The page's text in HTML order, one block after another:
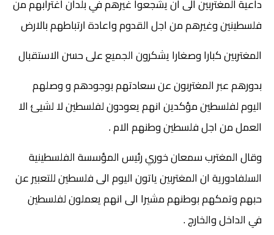
داعية المغتربين الى ان يشجعوا غيرهم في بلدان اغترابهم من
فلسطينين وغيرهم من اجل القدوم واعادة ارتباطهم بالارض
المغتربين كبارا وصغارا يشكرون الجميع على حسن الاستقبال
بدورهم عبر المغتربون عن سعادتهم بوجودهم و وصلهم
اليوم لفلسطين مؤكدين انهم يعودون لفلسطين لا لشيئ الا
العمل من اجل فلسطين وطنهم الام .
وقال المغترب سمعان خوري رئيس المؤسسة الفلسطينية
السلفادورية ان المغتربين ياتون اليوم الى فلسطين للتعبير عن
حبهم وتمكهم بوطنهم مشيرا الى انهم يعملون لفلسطين
في الداخل والخارج .